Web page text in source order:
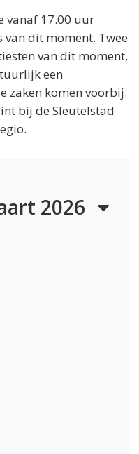
vanaf 17.00 uur
dit moment. Twee
van dit moment,
een
zaken komen voorbij.
bij de Sleutelstad
2026